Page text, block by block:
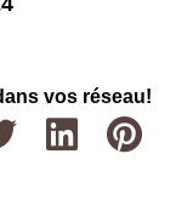
vos réseau!